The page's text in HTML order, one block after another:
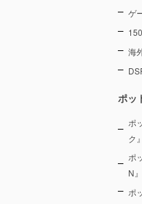
ゲ
海
ポッ
ポ
ク』
ポ
N』
ポ